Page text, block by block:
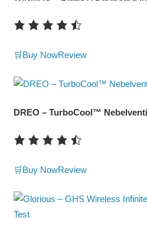
🛒Buy NowReview
DREO – TurboCool™
🛒Buy NowReview